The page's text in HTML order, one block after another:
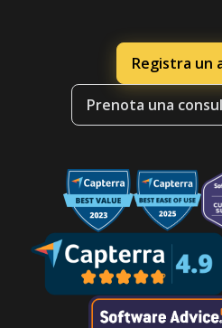
Registra un
Prenota una